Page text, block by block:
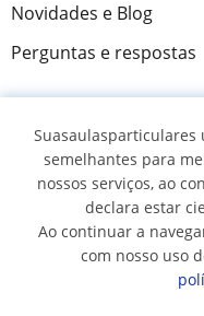
Novidades e Blog
Perguntas e respostas
Fantástica
305883
© 2007 - 2026
Suasaulasparticulares
semelhantes para
nossos serviços, ao
declara estar
Ao continuar a
com nosso uso